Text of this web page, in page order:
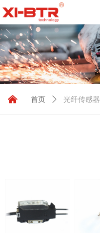
낀 首页 ꄲ 光纤传感器